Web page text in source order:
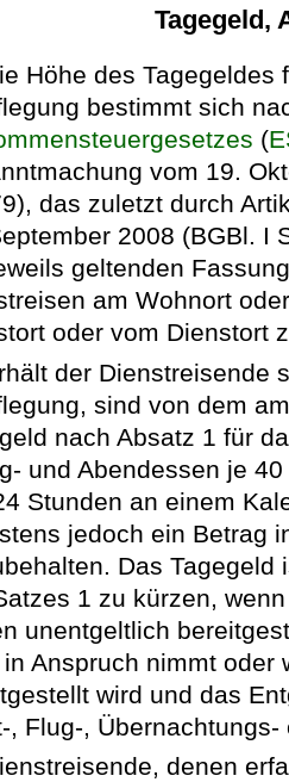
Tagegeld,
Höhe des
bestimmt sich
(
vom 19.
das zuletzt durch
2008 (BGBl. I
geltenden
am Wohnort
oder vom Dienstort
der Dienstreisende
sind von dem
nach Absatz 1 für
und Abendessen je
Stunden an einem
jedoch ein Betrag
Das
1 zu kürzen,
unentgeltlich
Anspruch nimmt oder
wird und das
, Flug-,
denen